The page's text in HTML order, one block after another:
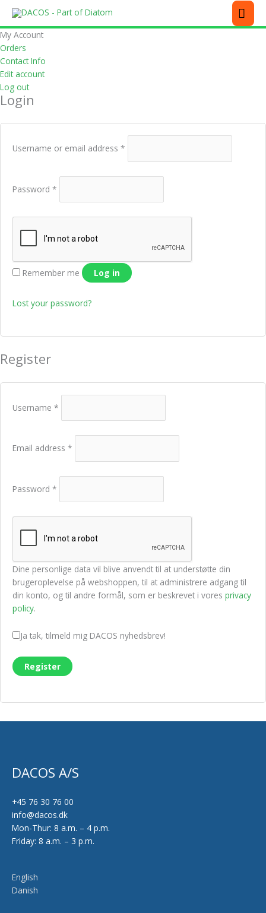
Skip
content
My Account
Orders
Contact Info
Edit account
Log out
Login
Username or email address *
Password *
Remember me Log in
Lost your password?
Register
Username *
Email address *
Password *
Dine personlige data vil blive anvendt til at understøtte din
brugeroplevelse på webshoppen, til at administrere adgang til
din konto, og til andre formål, som er beskrevet i vores privacy
policy.
Ja tak, tilmeld mig DACOS nyhedsbrev!
Register
DACOS A/S
+45 76 30 76 00
info@dacos.dk
Mon-Thur: 8 a.m. – 4 p.m.
Friday: 8 a.m. – 3 p.m.
English
Danish